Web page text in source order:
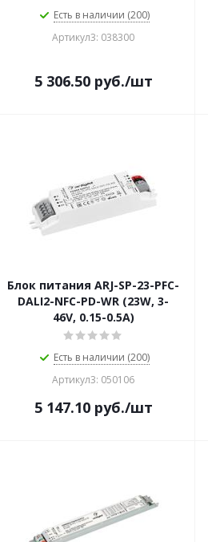
Есть в наличии (200)
Артикул3: 038300
5 306.50руб./шт
Блок питания ARJ-SP-23-PFC-
DALI2-NFC-PD-WR (23W, 3-
46V, 0.15-0.5A)
Есть в наличии (200)
Артикул3: 050106
5 147.10руб./шт